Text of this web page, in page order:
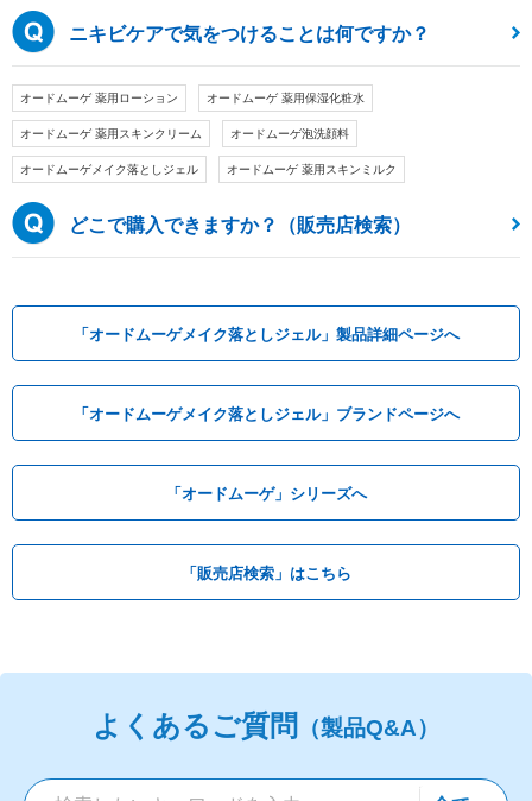
ニキビケアで気をつけることは何ですか？
オードムーゲ 薬用ローション オードムーゲ 薬用保湿化粧水
オードムーゲ 薬用スキンクリーム オードムーゲ泡洗顔料
オードムーゲメイク落としジェル オードムーゲ 薬用スキンミルク
どこで購入できますか？（販売店検索）
「オードムーゲメイク落としジェル」製品詳細ページへ
「オードムーゲメイク落としジェル」ブランドページへ
「オードムーゲ」シリーズへ
「販売店検索」はこちら
よくあるご質問 （製品Q&A）